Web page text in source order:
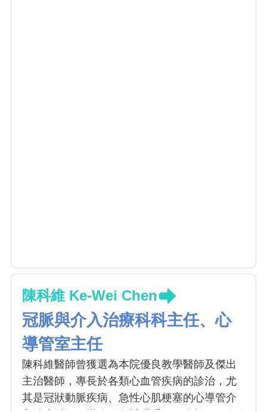
陳科維 Ke-Wei Chen
冠脈與介入治療科科主任、心
導管室主任
陳科維醫師曾獲選為本院優良教學醫師及傑出
主治醫師，專長於各類心血管疾病的診治，尤
其是冠狀動脈疾病、急性心肌梗塞的心導管介